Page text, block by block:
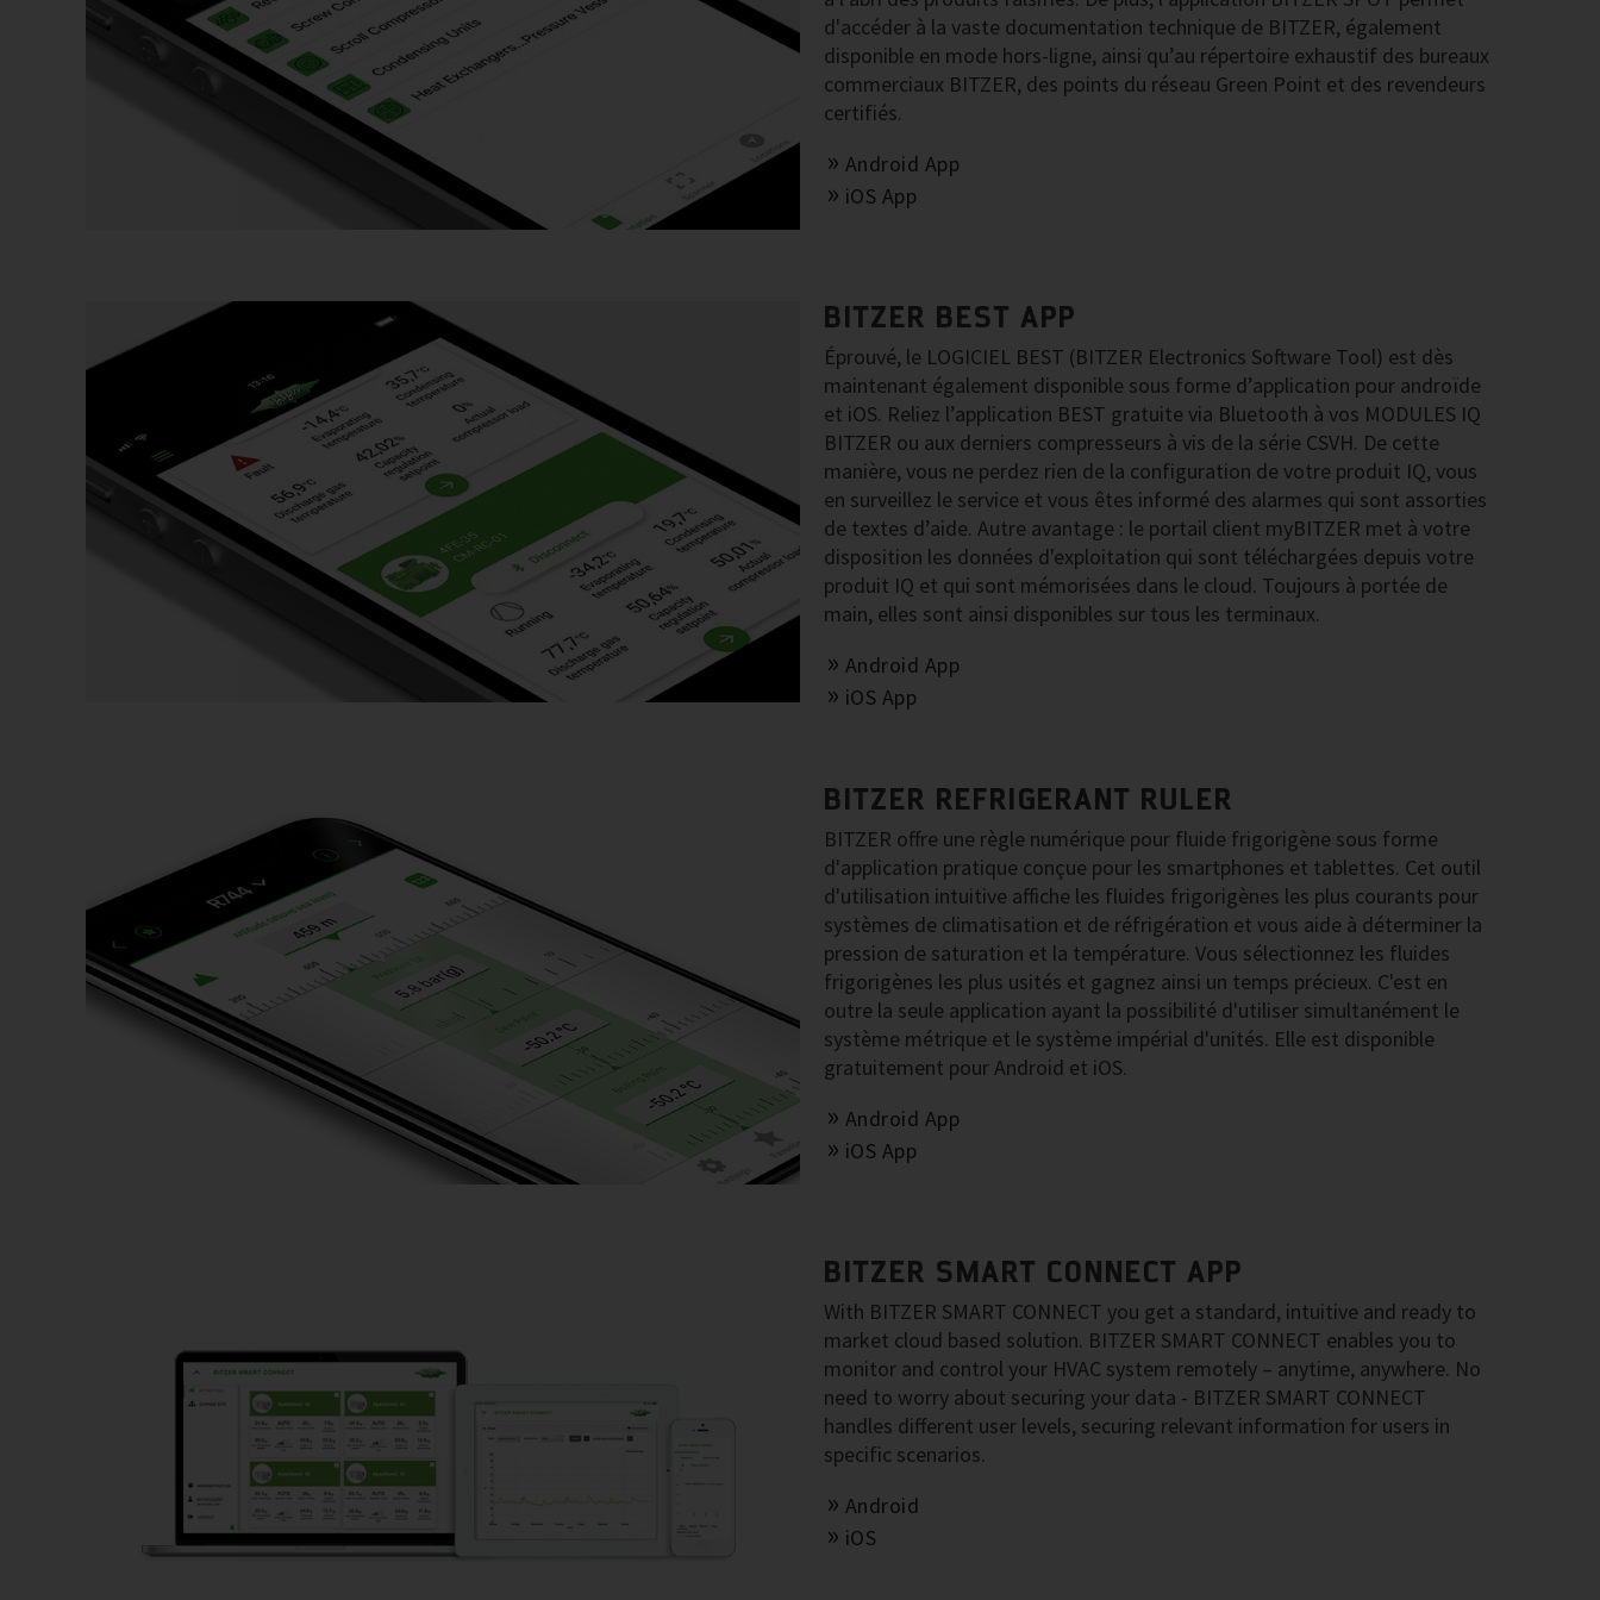
d'accéder à la vaste documentation technique de BITZER, également
disponible en mode hors-ligne, ainsi qu’au répertoire exhaustif des bureaux
commerciaux BITZER, des points du réseau Green Point et des revendeurs
certifiés.
Android App
iOS App
BITZER BEST APP
Éprouvé, le LOGICIEL BEST (BITZER Electronics Software Tool) est dès
maintenant également disponible sous forme d’application pour androïde
et iOS. Reliez l’application BEST gratuite via Bluetooth à vos MODULES IQ
BITZER ou aux derniers compresseurs à vis de la série CSVH. De cette
manière, vous ne perdez rien de la configuration de votre produit IQ, vous
en surveillez le service et vous êtes informé des alarmes qui sont assorties
de textes d’aide. Autre avantage : le portail client myBITZER met à votre
disposition les données d'exploitation qui sont téléchargées depuis votre
produit IQ et qui sont mémorisées dans le cloud. Toujours à portée de
main, elles sont ainsi disponibles sur tous les terminaux.
Android App
iOS App
BITZER REFRIGERANT RULER
BITZER offre une règle numérique pour fluide frigorigène sous forme
d'application pratique conçue pour les smartphones et tablettes. Cet outil
d'utilisation intuitive affiche les fluides frigorigènes les plus courants pour
systèmes de climatisation et de réfrigération et vous aide à déterminer la
pression de saturation et la température. Vous sélectionnez les fluides
frigorigènes les plus usités et gagnez ainsi un temps précieux. C'est en
outre la seule application ayant la possibilité d'utiliser simultanément le
système métrique et le système impérial d'unités. Elle est disponible
gratuitement pour Android et iOS.
Android App
iOS App
BITZER SMART CONNECT APP
With BITZER SMART CONNECT you get a standard, intuitive and ready to
market cloud based solution. BITZER SMART CONNECT enables you to
monitor and control your HVAC system remotely – anytime, anywhere. No
need to worry about securing your data - BITZER SMART CONNECT
handles different user levels, securing relevant information for users in
specific scenarios.
Android
iOS